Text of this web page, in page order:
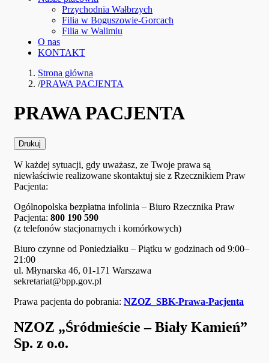
Przychodnia Wałbrzych
Filia w Boguszowie-Gorcach
Filia w Walimiu
O nas
KONTAKT
Strona główna
/PRAWA PACJENTA
PRAWA PACJENTA
Drukuj
W każdej sytuacji, gdy uważasz, ze Twoje prawa są
niewłaściwie realizowane skontaktuj sie z Rzecznikiem Praw
Pacjenta:
Ogólnopolska bezpłatna infolinia – Biuro Rzecznika Praw
Pacjenta: 800 190 590
(z telefonów stacjonarnych i komórkowych)
Biuro czynne od Poniedziałku – Piątku w godzinach od 9:00–
21:00
ul. Młynarska 46, 01-171 Warszawa
sekretariat@bpp.gov.pl
Prawa pacjenta do pobrania: NZOZ_SBK-Prawa-Pacjenta
NZOZ „Śródmieście – Biały Kamień”
Sp. z o.o.